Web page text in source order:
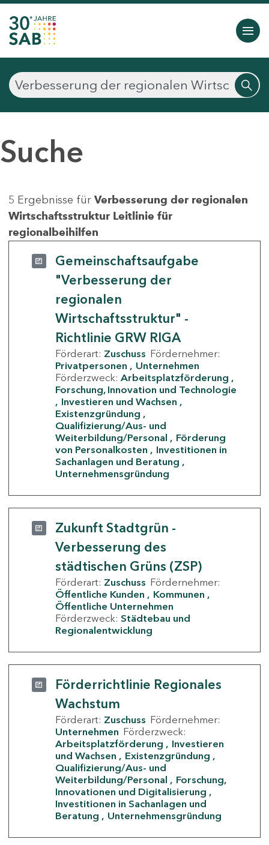
Suche
5 Ergebnisse für Verbesserung der regionalen
Wirtschaftsstruktur Leitlinie für
regionalbeihilfen
Gemeinschaftsaufgabe
"Verbesserung der
regionalen
Wirtschaftsstruktur" -
Richtlinie GRW RIGA
Förderart: Zuschuss Fördernehmer:
Privatpersonen
Unternehmen
Förderzweck: Arbeitsplatzförderung
Forschung, Innovation und Technologie
Investieren und Wachsen
Existenzgründung
Qualifizierung/Aus- und
Weiterbildung/Personal
Förderung
von Personalkosten
Investitionen in
Sachanlagen und Beratung
Unternehmensgründung
Zukunft Stadtgrün -
Verbesserung des
städtischen Grüns (ZSP)
Förderart: Zuschuss Fördernehmer:
Öffentliche Kunden
Kommunen
Öffentliche Unternehmen
Förderzweck: Städtebau und
Regionalentwicklung
Förderrichtlinie Regionales
Wachstum
Förderart: Zuschuss Fördernehmer:
Unternehmen Förderzweck:
Arbeitsplatzförderung
Investieren
und Wachsen
Existenzgründung
Qualifizierung/Aus- und
Weiterbildung/Personal
Forschung,
Innovationen und Digitalisierung
Investitionen in Sachanlagen und
Beratung
Unternehmensgründung